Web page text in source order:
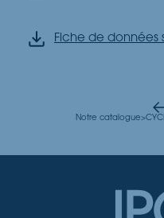
Fiche de données
Notre catalogue>